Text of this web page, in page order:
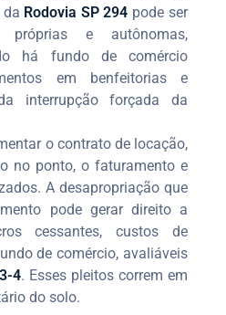
Rodovia SP 294 pode ser
e autônomas,
há fundo de comércio
em benfeitorias e
interrupção forçada da
o contrato de locação,
no ponto, o faturamento e
A desapropriação que
pode gerar direito a
cessantes, custos de
de comércio, avaliáveis
4. Esses pleitos correm em
do solo.